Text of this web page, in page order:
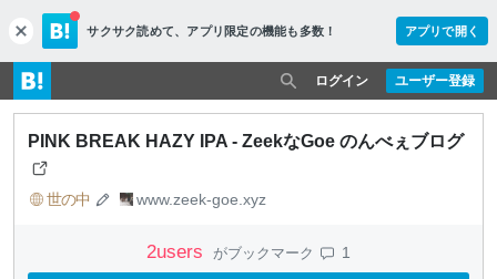
c
l
o
s
e
サクサク読めて、 アプリ限定の機能も多数！ アプリで開く
ユーザー登録
ログイン
PINK BREAK HAZY IPA - ZeekなGoe のんべぇブログ
世の中 www.zeek-goe.xyz
2users がブックマーク 1